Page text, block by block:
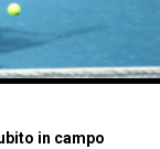
in campo